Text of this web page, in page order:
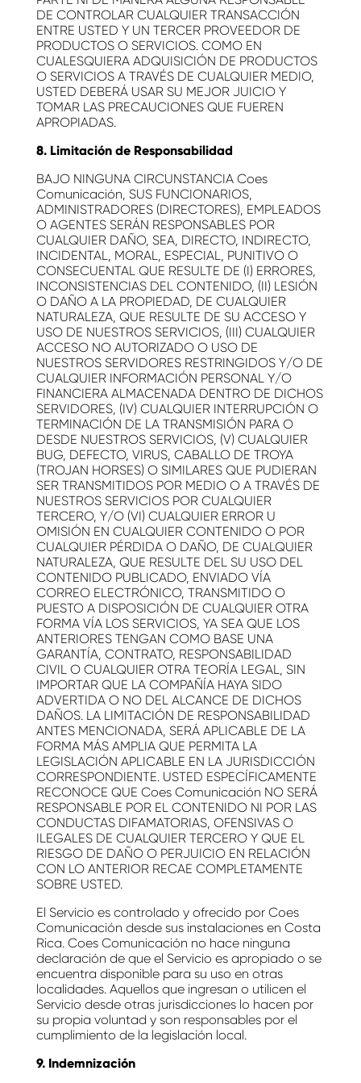
DE CONTROLAR CUALQUIER TRANSACCIÓN
ENTRE USTED Y UN TERCER PROVEEDOR DE
PRODUCTOS O SERVICIOS. COMO EN
CUALESQUIERA ADQUISICIÓN DE PRODUCTOS
O SERVICIOS A TRAVÉS DE CUALQUIER MEDIO,
USTED DEBERÁ USAR SU MEJOR JUICIO Y
TOMAR LAS PRECAUCIONES QUE FUEREN
APROPIADAS.
8. Limitación de Responsabilidad
BAJO NINGUNA CIRCUNSTANCIA Coes
Comunicación, SUS FUNCIONARIOS,
ADMINISTRADORES (DIRECTORES), EMPLEADOS
O AGENTES SERÁN RESPONSABLES POR
CUALQUIER DAÑO, SEA, DIRECTO, INDIRECTO,
INCIDENTAL, MORAL, ESPECIAL, PUNITIVO O
CONSECUENTAL QUE RESULTE DE (I) ERRORES,
INCONSISTENCIAS DEL CONTENIDO, (II) LESIÓN
O DAÑO A LA PROPIEDAD, DE CUALQUIER
NATURALEZA, QUE RESULTE DE SU ACCESO Y
USO DE NUESTROS SERVICIOS, (III) CUALQUIER
ACCESO NO AUTORIZADO O USO DE
NUESTROS SERVIDORES RESTRINGIDOS Y/O DE
CUALQUIER INFORMACIÓN PERSONAL Y/O
FINANCIERA ALMACENADA DENTRO DE DICHOS
SERVIDORES, (IV) CUALQUIER INTERRUPCIÓN O
TERMINACIÓN DE LA TRANSMISIÓN PARA O
DESDE NUESTROS SERVICIOS, (V) CUALQUIER
BUG, DEFECTO, VIRUS, CABALLO DE TROYA
(TROJAN HORSES) O SIMILARES QUE PUDIERAN
SER TRANSMITIDOS POR MEDIO O A TRAVÉS DE
NUESTROS SERVICIOS POR CUALQUIER
TERCERO, Y/O (VI) CUALQUIER ERROR U
OMISIÓN EN CUALQUIER CONTENIDO O POR
CUALQUIER PÉRDIDA O DAÑO, DE CUALQUIER
NATURALEZA, QUE RESULTE DEL SU USO DEL
CONTENIDO PUBLICADO, ENVIADO VÍA
CORREO ELECTRÓNICO, TRANSMITIDO O
PUESTO A DISPOSICIÓN DE CUALQUIER OTRA
FORMA VÍA LOS SERVICIOS, YA SEA QUE LOS
ANTERIORES TENGAN COMO BASE UNA
GARANTÍA, CONTRATO, RESPONSABILIDAD
CIVIL O CUALQUIER OTRA TEORÍA LEGAL, SIN
IMPORTAR QUE LA COMPAÑÍA HAYA SIDO
ADVERTIDA O NO DEL ALCANCE DE DICHOS
DAÑOS. LA LIMITACIÓN DE RESPONSABILIDAD
ANTES MENCIONADA, SERÁ APLICABLE DE LA
FORMA MÁS AMPLIA QUE PERMITA LA
LEGISLACIÓN APLICABLE EN LA JURISDICCIÓN
CORRESPONDIENTE. USTED ESPECÍFICAMENTE
RECONOCE QUE Coes Comunicación NO SERÁ
RESPONSABLE POR EL CONTENIDO NI POR LAS
CONDUCTAS DIFAMATORIAS, OFENSIVAS O
ILEGALES DE CUALQUIER TERCERO Y QUE EL
RIESGO DE DAÑO O PERJUICIO EN RELACIÓN
CON LO ANTERIOR RECAE COMPLETAMENTE
SOBRE USTED.
El Servicio es controlado y ofrecido por Coes
Comunicación desde sus instalaciones en Costa
Rica. Coes Comunicación no hace ninguna
declaración de que el Servicio es apropiado o se
encuentra disponible para su uso en otras
localidades. Aquellos que ingresan o utilicen el
Servicio desde otras jurisdicciones lo hacen por
su propia voluntad y son responsables por el
cumplimiento de la legislación local.
9. Indemnización